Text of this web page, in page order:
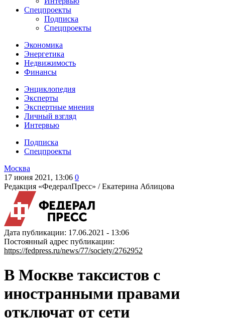
Спецпроекты
Подписка
Спецпроекты
Экономика
Энергетика
Недвижимость
Финансы
Энциклопедия
Эксперты
Экспертные мнения
Личный взгляд
Интервью
Подписка
Спецпроекты
Москва
17 июня 2021, 13:06 0
Редакция «ФедералПресс» /Екатерина Аблицова
Дата публикации: 17.06.2021 - 13:06
Постоянный адрес публикации:
https://fedpress.ru/news/77/society/2762952
В Москве таксистов с
иностранными правами
отключат от сети